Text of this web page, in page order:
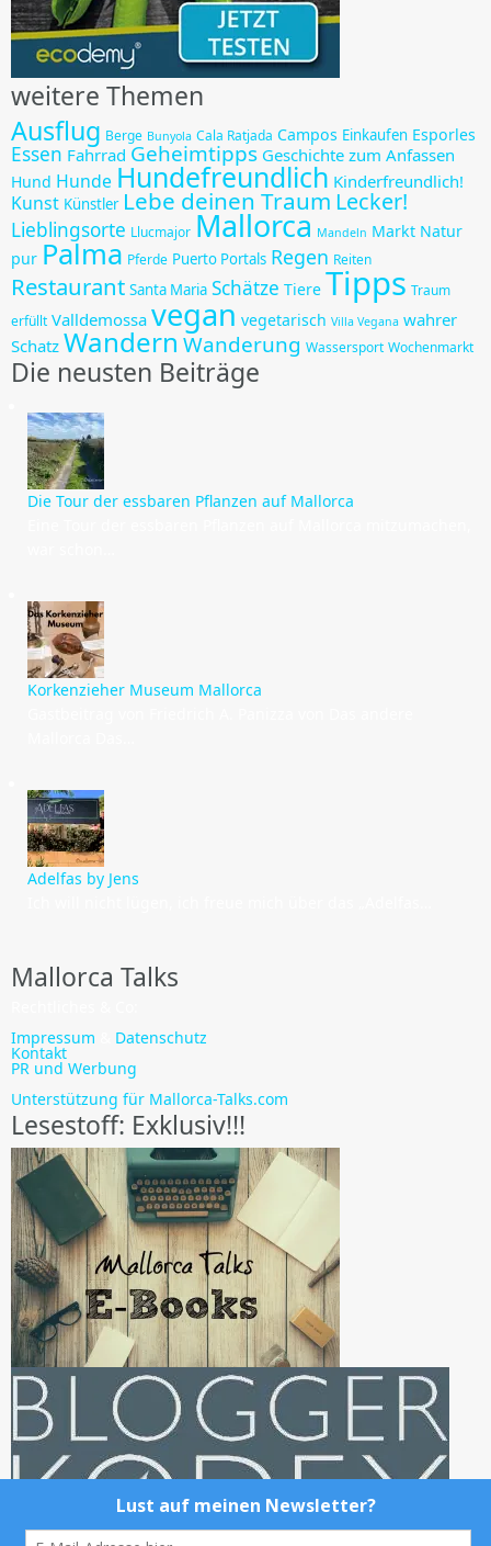
weitere Themen
Ausflug Berge Bunyola Cala Ratjada Campos Einkaufen Esporles
Essen Fahrrad Geheimtipps Geschichte zum Anfassen
Hund Hunde Hundefreundlich Kinderfreundlich!
Kunst Künstler Lebe deinen Traum Lecker!
Lieblingsorte Llucmajor Mallorca Mandeln Markt Natur
pur Palma Pferde Puerto Portals Regen Reiten
Restaurant Santa Maria Schätze Tiere Tipps Traum
erfüllt Valldemossa vegan vegetarisch Villa Vegana wahrer
Schatz Wandern Wanderung Wassersport Wochenmarkt
Die neusten Beiträge
Die Tour der essbaren Pflanzen auf Mallorca
Korkenzieher Museum Mallorca
Adelfas by Jens
Mallorca Talks
Impressum
Datenschutz
Kontakt
PR und Werbung
Unterstützung für Mallorca-Talks.com
Lesestoff: Exklusiv!!!